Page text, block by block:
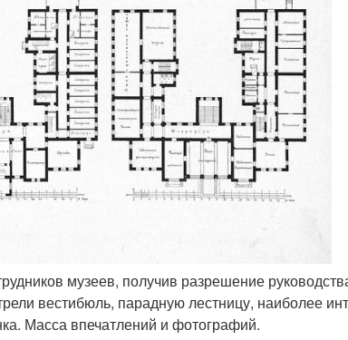
музеев, получив разрешение
вестибюль, парадную лестницу, наиболее
Масса впечатлений и фотографий.